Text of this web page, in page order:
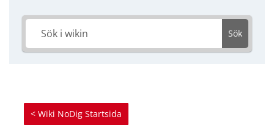
Sök
< Wiki NoDig Startsida